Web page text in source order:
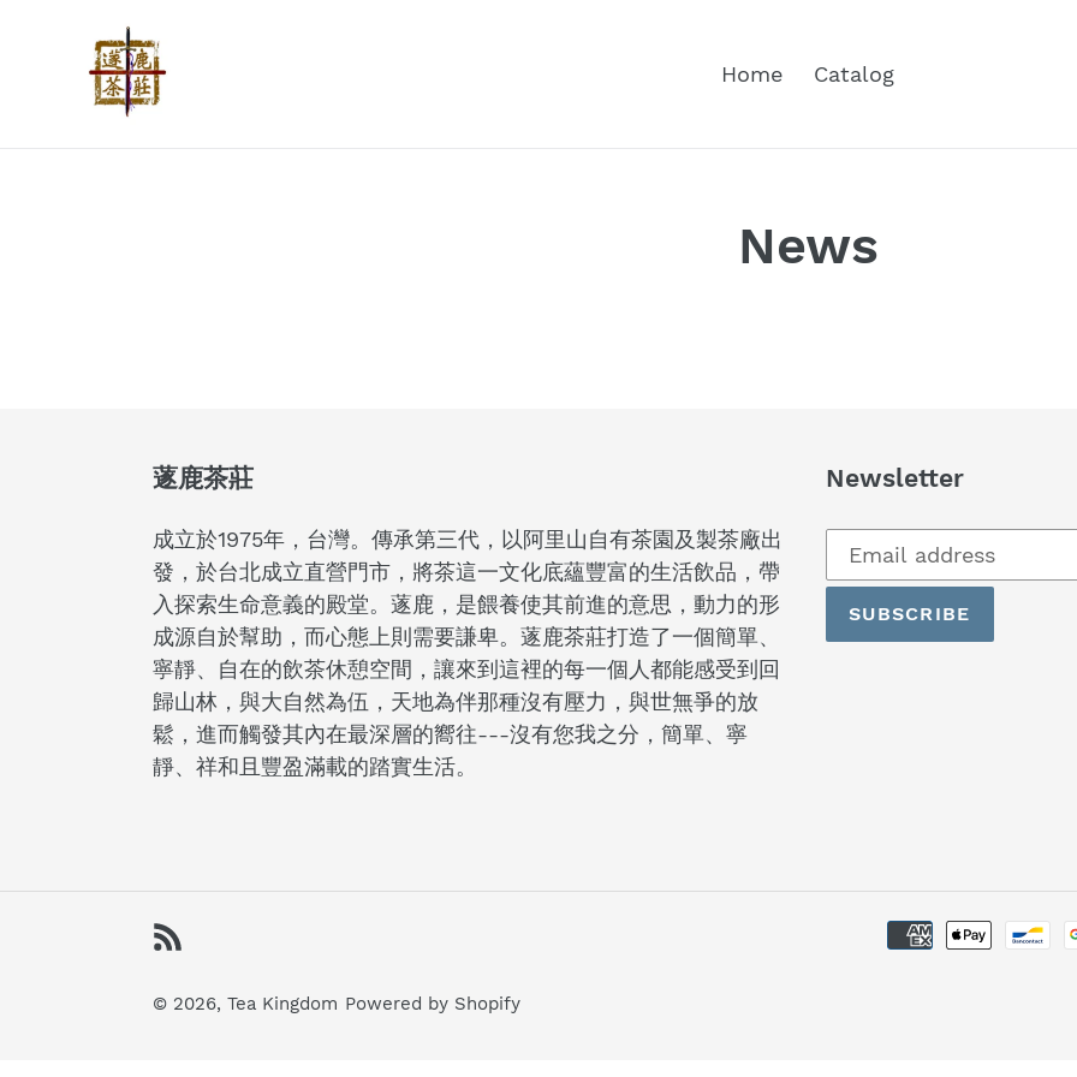
Home Catalog
News
蓫鹿茶莊
成立於1975年，台灣。傳承第三代，以阿里山自有茶園及製茶廠出
發，於台北成立直營門市，將茶這一文化底蘊豐富的生活飲品，帶
入探索生命意義的殿堂。蓫鹿，是餵養使其前進的意思，動力的形
成源自於幫助，而心態上則需要謙卑。蓫鹿茶莊打造了一個簡單、
寧靜、自在的飲茶休憩空間，讓來到這裡的每一個人都能感受到回
歸山林，與大自然為伍，天地為伴那種沒有壓力，與世無爭的放
鬆，進而觸發其內在最深層的嚮往---沒有您我之分，簡單、寧
靜、祥和且豐盈滿載的踏實生活。
Newsletter
Subscribe
our
mailing
SUBSCRIBE
© 2026, Tea Kingdom Powered by Shopify